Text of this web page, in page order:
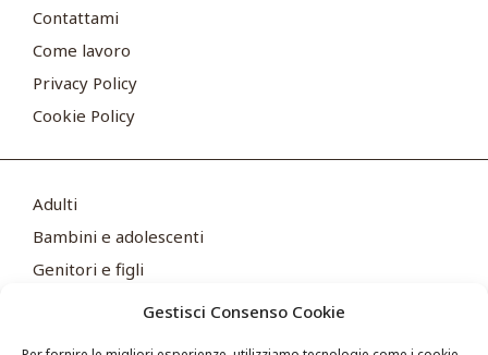
Gestisci Consenso Cookie
Contattami
Come lavoro
Privacy Policy
Cookie Policy
Adulti
Bambini e adolescenti
Genitori e figli